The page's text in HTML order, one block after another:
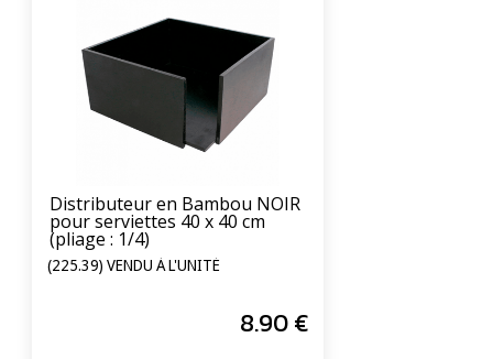
Distributeur en Bambou NOIR
pour serviettes 40 x 40 cm
(pliage : 1/4)
(225.39) VENDU À L'UNITÉ
8.90€